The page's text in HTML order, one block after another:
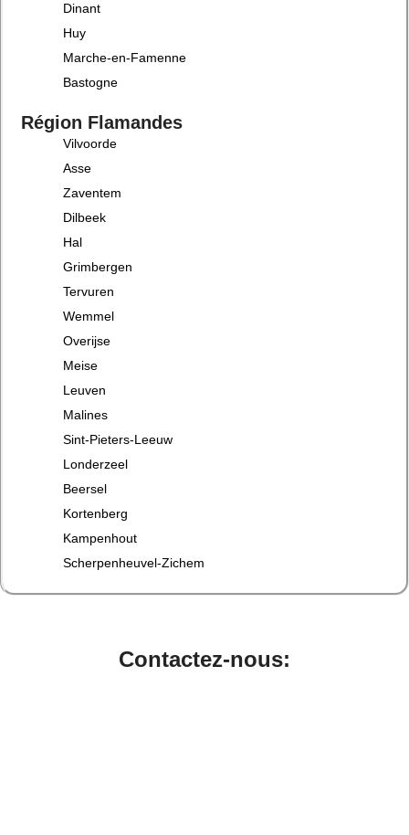
Dinant
Huy
Marche-en-Famenne
Bastogne
Région Flamandes
Vilvoorde
Asse
Zaventem
Dilbeek
Hal
Grimbergen
Tervuren
Wemmel
Overijse
Meise
Leuven
Malines
Sint-Pieters-Leeuw
Londerzeel
Beersel
Kortenberg
Kampenhout
Scherpenheuvel-Zichem
Contactez-nous: